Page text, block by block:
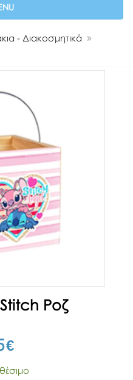
Toggle navigation
- Διακοσμητικά
Ροζ
€